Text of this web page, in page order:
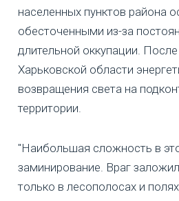
населенных пунктов района
обесточенными из-за
длительной оккупации.
Харьковской области
возвращения света на
территории.
"Наибольшая сложность в
заминирование. Враг
только в лесополосах и